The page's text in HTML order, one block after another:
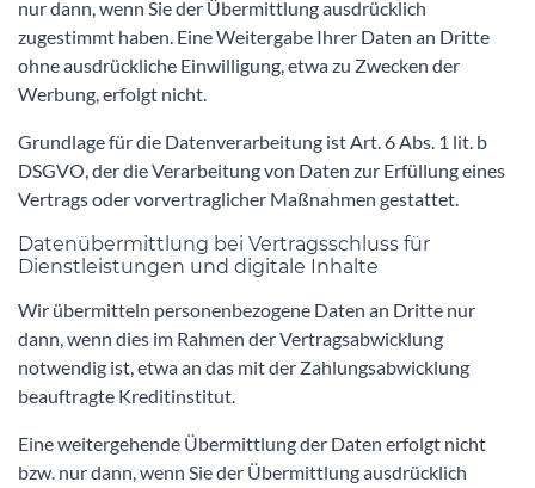
nur dann, wenn Sie der Übermittlung ausdrücklich
zugestimmt haben. Eine Weitergabe Ihrer Daten an Dritte
ohne ausdrückliche Einwilligung, etwa zu Zwecken der
Werbung, erfolgt nicht.
Grundlage für die Datenverarbeitung ist Art. 6 Abs. 1 lit. b
DSGVO, der die Verarbeitung von Daten zur Erfüllung eines
Vertrags oder vorvertraglicher Maßnahmen gestattet.
Datenübermittlung bei Vertragsschluss für
Dienstleistungen und digitale Inhalte
Wir übermitteln personenbezogene Daten an Dritte nur
dann, wenn dies im Rahmen der Vertragsabwicklung
notwendig ist, etwa an das mit der Zahlungsabwicklung
beauftragte Kreditinstitut.
Eine weitergehende Übermittlung der Daten erfolgt nicht
bzw. nur dann, wenn Sie der Übermittlung ausdrücklich